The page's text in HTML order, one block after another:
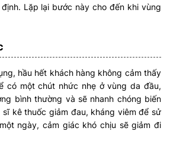
Lặp lại bước này cho đến khi vùng
hầu hết khách hàng không cảm thấy
có một chút nhức nhẹ ở vùng da đầu,
bình thường và sẽ nhanh chóng biến
kê thuốc giảm đau, kháng viêm để sử
ngày, cảm giác khó chịu sẽ giảm đi